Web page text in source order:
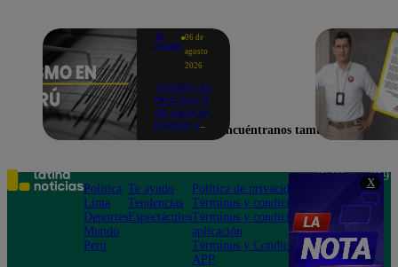
X
Te
ayudo
06 de
agosto
2026
Temblor en
Perú hoy, 6
de agosto:
horario y
según IGP
Encuéntranos también en
Política
Lima
Deportes
Mundo
Perú
Te ayudo
Tendencias
Espectáculos
Política de privacidad
Términos y condiciones
Términos y condiciones
aplicación
Términos y Condiciones
APP
Teléfono: 219
Av. San
Felipe 968
Jesús María